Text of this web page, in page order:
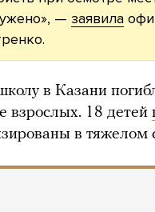
— заявила
в Казани
взрослых. 18 детей
в тяжелом